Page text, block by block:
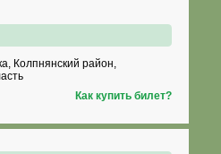
Колпнянский район,
Как купить билет?